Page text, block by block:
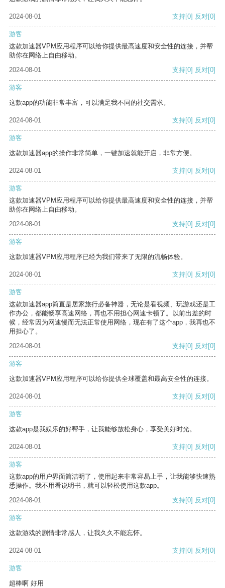
2024-08-01 支持[0] 反对[0]
游客
这款加速器VPM应用程序可以给你提供最高速度和安全性的连接，并帮
助你在网络上自由移动。
2024-08-01
支持[0] 反对[0]
游客
这款app的功能非常丰富，可以满足我不同的社交需求。
2024-08-01 支持[0] 反对[0]
游客
这款加速器app的操作非常简单，一键加速就能开启，非常方便。
2024-08-01 支持[0] 反对[0]
游客
这款加速器VPM应用程序可以给你提供最高速度和安全性的连接，并帮
助你在网络上自由移动。
2024-08-01
支持[0] 反对[0]
游客
这款加速器VPM应用程序已经为我们带来了无限的流畅体验。
2024-08-01 支持[0] 反对[0]
游客
这款加速器app简直是居家旅行必备神器，无论是看视频、玩游戏还是工
作办公，都能畅享高速网络，再也不用担心网速卡顿了。以前出差的时
候，经常因为网速慢而无法正常使用网络，现在有了这个app，我再也不
用担心了。
2024-08-01
支持[0] 反对[0]
游客
这款加速器VPM应用程序可以给你提供全球覆盖和最高安全性的连接。
2024-08-01 支持[0] 反对[0]
游客
这款app是我娱乐的好帮手，让我能够放松身心，享受美好时光。
2024-08-01 支持[0] 反对[0]
游客
这款app的用户界面简洁明了，使用起来非常容易上手，让我能够快速熟
悉操作。我不用看说明书，就可以轻松使用这款app。
2024-08-01
支持[0] 反对[0]
游客
这款游戏的剧情非常感人，让我久久不能忘怀。
2024-08-01 支持[0] 反对[0]
游客
超棒啊 好用